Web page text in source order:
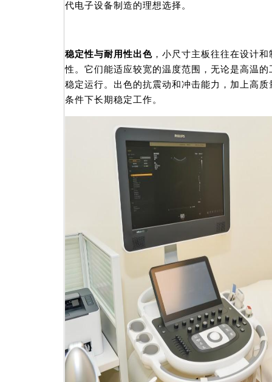
代电子设备制造的理想选择。
稳定性与耐用性出色 ，小尺寸主板往往在设计
性。它们能适应较宽的温度范围，无论是高温
稳定运行。出色的抗震动和冲击能力，加上高
条件下长期稳定工作。